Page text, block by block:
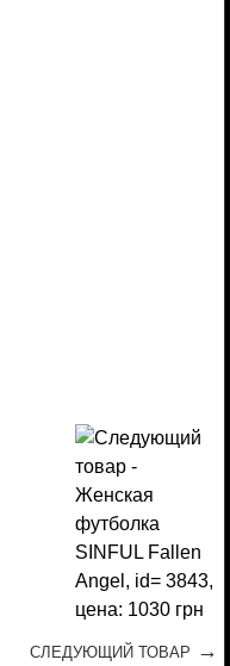
СЛЕДУЮЩИЙ ТОВАР →